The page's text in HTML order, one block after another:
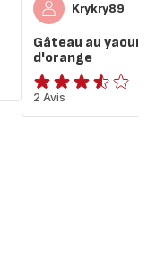
Krykry89
Gâteau au yaourt
d'orange
ratings.3.5
2 Avis